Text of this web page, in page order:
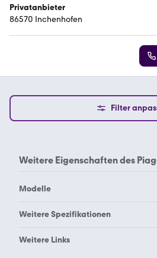
Privatanbieter
86570 Inchenhofen
Filter
Weitere Eigenschaften des
Modelle
Piaggio APE TM
Weitere Spezifikationen
Piaggio APE 50 country
Weitere Links